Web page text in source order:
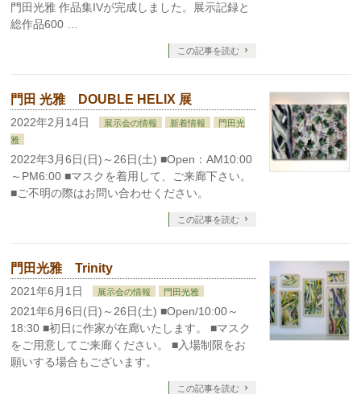
門田光雅 作品集IVが完成しました。展示記録と
総作品600 …
この記事を読む
門田 光雅 DOUBLE HELIX 展
2022年2月14日 展示会の情報 新着情報
門田光
雅
2022年3月6日(日)～26日(土) ■Open：AM10:00
～PM6:00 ■マスクを着用して、ご来廊下さい。
■ご不明の際はお問い合わせください。
この記事を読む
門田光雅 Trinity
2021年6月1日 展示会の情報 門田光雅
2021年6月6日(日)～26日(土) ■Open/10:00～
18:30 ■初日に作家が在廊いたします。 ■マスク
をご用意してご来廊ください。 ■入場制限をお
願いする場合もございます。
この記事を読む